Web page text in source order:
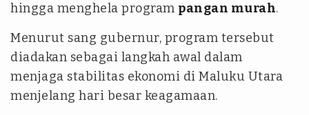
hingga menghela program pangan murah.
Menurut sang gubernur, program tersebut
diadakan sebagai langkah awal dalam
menjaga stabilitas ekonomi di Maluku Utara
menjelang hari besar keagamaan.